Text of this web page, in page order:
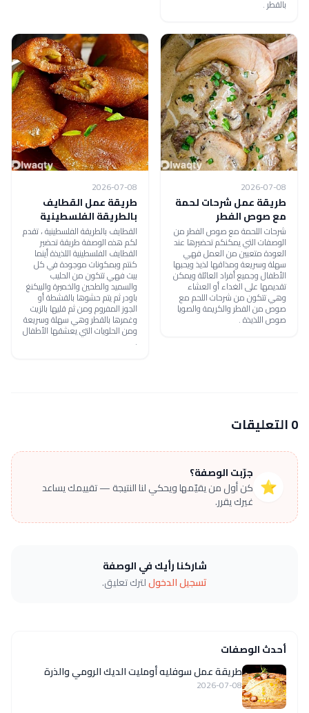
بالقطر .
2026-07-08
طريقة عمل شرحات لحمة
مع صوص الفطر
شرحات اللحمة مع صوص الفطر من
الوصفات التي يمكنكم تحضيرها عند
العودة متعبين من العمل فهي
سهلة وسريعة ومذاقها لذيذ ويحبها
الأطفال وجميع أفراد العائلة ويمكن
تقديمها على الغداء أو العشاء
وهي تتكون من شرحات اللحم مع
صوص من الفطر والكريمة والصويا
صوص اللذيذة .
2026-07-08
طريقة عمل القطايف
بالطريقة الفلسطينية
القطايف بالطريقة الفلسطينية ، تقدم
لكم هذه الوصفة طريقة تحضير
القطايف الفلسطينية اللذيذة أينما
كنتم وبمكونات موجودة في كل
بيت فهي تتكون من الحليب
والسميد والطحين والخميرة والبيكنغ
باودر ثم يتم حشوها بالقشطة أو
الجوز المفروم ومن ثم قليها بالزيت
وغمرها بالقطر وهي سهلة وسريعة
ومن الحلويات التي يعشقها الأطفال
.
0 التعليقات
⭐
جرّبت الوصفة؟
كن أول من يقيّمها ويحكي لنا النتيجة — تقييمك يساعد
غيرك يقرر.
شاركنا رأيك في الوصفة
تسجيل الدخوللترك تعليق.
أحدث الوصفات
طريقة عمل سوفليه أومليت الديك الرومي والذرة
2026-07-08